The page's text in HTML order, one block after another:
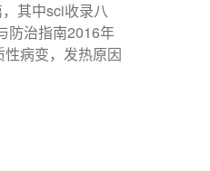
其中sci收录八
防治指南2016年
病变，发热原因